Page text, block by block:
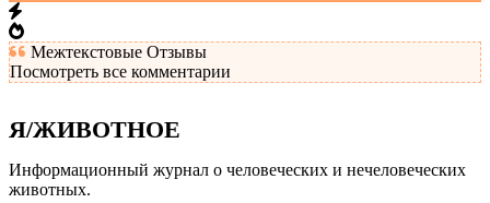
Межтекстовые Отзывы
Посмотреть все комментарии
Я/ЖИВОТНОЕ
Информационный журнал о человеческих и нечеловеческих
животных.